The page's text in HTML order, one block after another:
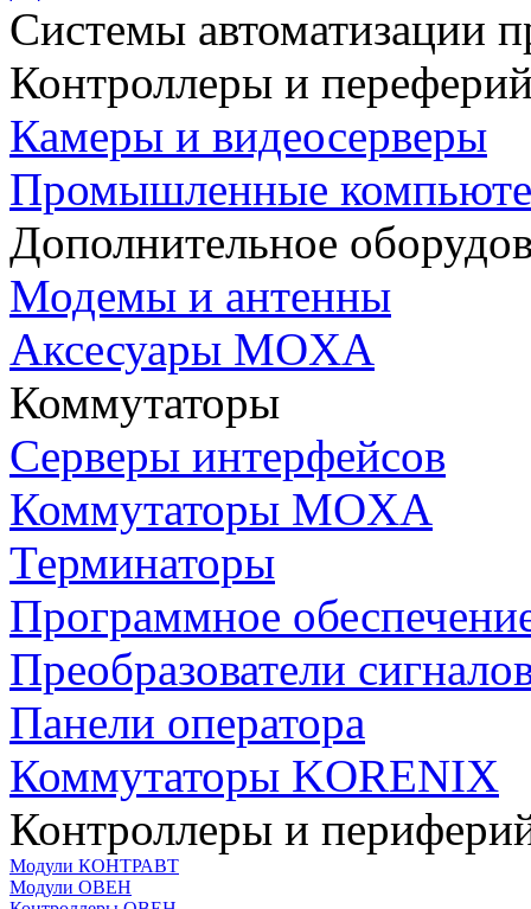
Системы автоматизации
Контроллеры и
Камеры и видеосерверы
Промышленные
Дополнительное
Модемы и антенны
Аксесуары MOXA
Коммутаторы
Серверы интерфейсов
Коммутаторы MOXA
Терминаторы
Программное
Преобразователи
Панели оператора
Коммутаторы KORENIX
Контроллеры и
Модули КОНТРАВТ
Модули ОВЕН